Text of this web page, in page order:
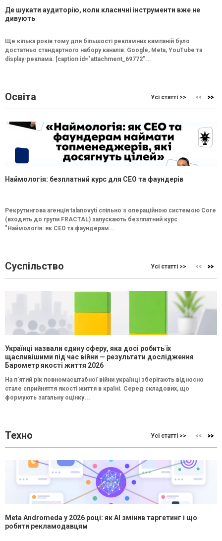
Де шукати аудиторію, коли класичні інструменти вже не
дивують
Ще кілька років тому для більшості рекламних кампаній було
достатньо стандартного набору каналів: Google, Meta, YouTube та
display-реклама. [caption id="attachment_69772"...
Освіта Усі статті >>
Наймологія: безплатний курс для CEO та фаундерів
Рекрутингова агенція talanovyti спільно з операційною системою Core
(входять до групи FRACTAL) запускають безплатний курс
"Наймологія: як СEO та фаундерам...
Суспільство Усі статті >>
Українці назвали єдину сферу, яка досі робить їх
щасливішими під час війни — результати дослідження
Барометр якості життя 2026
На п’ятий рік повномасштабної війни українці зберігають відносно
стале сприйняття якості життя в країні. Серед складових, що
формують загальну оцінку...
Техно Усі статті >>
Meta Andromeda у 2026 році: як AI змінив таргетинг і що
робити рекламодавцям